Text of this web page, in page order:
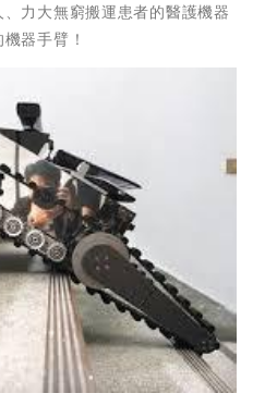
力大無窮搬運患者的醫護機器
器手臂！